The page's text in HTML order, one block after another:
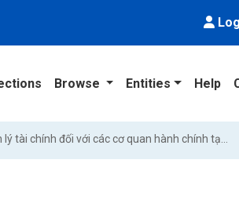
Browse Entities Help